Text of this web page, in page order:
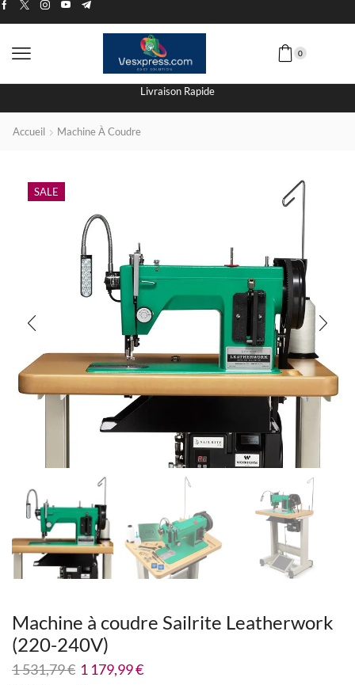
0
Livraison Rapide
Accueil Machine À Coudre
SALE
Machine à coudre Sailrite Leatherwork
(220-240V)
1 531,79€ 1 179,99€